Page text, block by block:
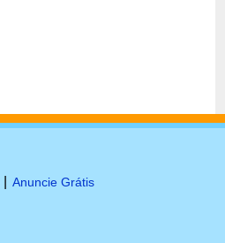
Anuncie Grátis